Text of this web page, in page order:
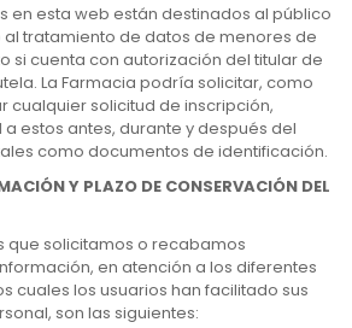
en esta web están destinados al público
al tratamiento de datos de menores de
si cuenta con autorización del titular de
La Farmacia podría solicitar, como
cualquier solicitud de inscripción,
estos antes, durante y después del
como documentos de identificación.
Y PLAZO DE CONSERVACIÓN DEL
que solicitamos o recabamos
en atención a los diferentes
cuales los usuarios han facilitado sus
son las siguientes: